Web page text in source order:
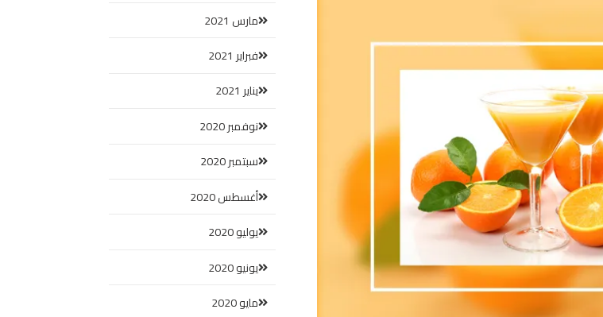
مارس 2021
فبراير 2021
يناير 2021
نوفمبر 2020
سبتمبر 2020
أغسطس 2020
يوليو 2020
يونيو 2020
مايو 2020